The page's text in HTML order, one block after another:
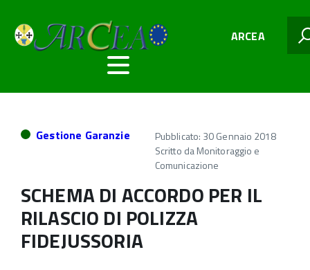
ARCEA
Gestione Garanzie
Pubblicato: 30 Gennaio 2018
Scritto daMonitoraggio e
Comunicazione
SCHEMA DI ACCORDO PER IL
RILASCIO DI POLIZZA
FIDEJUSSORIA